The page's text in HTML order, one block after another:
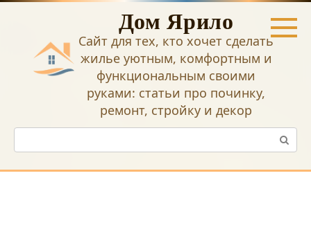
Перейти
Дом Ярило
Сайт для тех, кто хочет сделать
жилье уютным, комфортным и
функциональным своими
руками: статьи про починку,
ремонт, стройку и декор
Поиск: